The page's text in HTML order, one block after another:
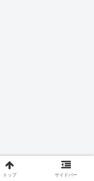
トップ サイドバー